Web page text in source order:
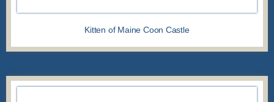
Kitten of Maine Coon Castle